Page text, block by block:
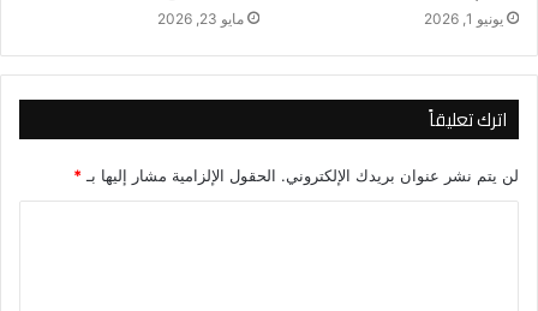
يونيو 1, 2026 مايو 23, 2026
اترك تعليقاً
لن يتم نشر عنوان بريدك الإلكتروني. الحقول الإلزامية مشار إليها بـ *